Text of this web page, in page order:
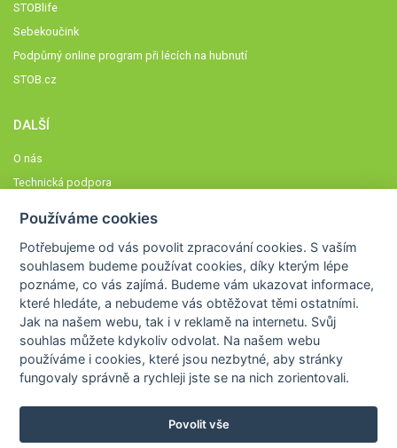
STOBlife
Sebekoučink
Podpůrný online program při lécích na hubnutí
STOB.cz
DALŠÍ
O nás
Technická podpora
Členové STOBklubu
Zásady nakládání s osobními údaji
Otestujte se
Spočítejte si
Výzva 52
Používáme cookies
Potřebujeme od vás povolit zpracování cookies. S vaším
souhlasem budeme používat cookies, díky kterým lépe
poznáme,co vás zajímá. Budeme vám ukazovat informace,
které hledáte, a nebudeme vás obtěžovat těmi ostatními.
Jak na našem webu, tak i v reklamě na internetu. Svůj
souhlas můžete kdykoliv odvolat. Na našem webu
používáme i cookies, které jsou nezbytné, aby stránky
fungovaly správně a rychleji jste se na nich zorientovali.
Povolit vše